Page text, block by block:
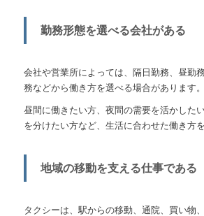
勤務形態を選べる会社がある
会社や営業所によっては、隔日勤務、昼勤
務などから働き方を選べる場合があります。
昼間に働きたい方、夜間の需要を活かした
を分けたい方など、生活に合わせた働き方
地域の移動を支える仕事である
タクシーは、駅からの移動、通院、買い物